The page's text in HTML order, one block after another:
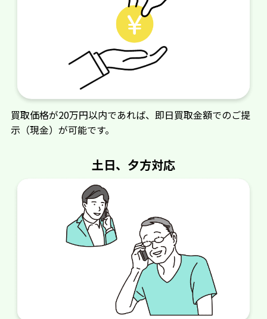
橋水機
タスク・ビージー 田中産業
田中工機
タナカ（日立工機販
ツルミポンプ
デドン取扱（諸岡）
十勝農機
買取価格が20万円以内であれば、即日買取金額でのご提
示（現金）が可能です。
土日、夕方対応